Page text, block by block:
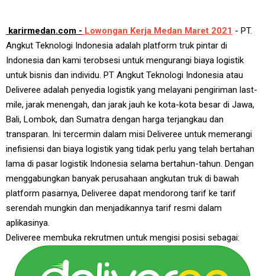
karirmedan.com - Lowongan Kerja Medan Maret 2021 - PT.
Angkut Teknologi Indonesia adalah platform truk pintar di
Indonesia dan kami terobsesi untuk mengurangi biaya logistik
untuk bisnis dan individu. PT Angkut Teknologi Indonesia atau
Deliveree adalah penyedia logistik yang melayani pengiriman last-
mile, jarak menengah, dan jarak jauh ke kota-kota besar di Jawa,
Bali, Lombok, dan Sumatra dengan harga terjangkau dan
transparan. Ini tercermin dalam misi Deliveree untuk memerangi
inefisiensi dan biaya logistik yang tidak perlu yang telah bertahan
lama di pasar logistik Indonesia selama bertahun-tahun. Dengan
menggabungkan banyak perusahaan angkutan truk di bawah
platform pasarnya, Deliveree dapat mendorong tarif ke tarif
serendah mungkin dan menjadikannya tarif resmi dalam
aplikasinya.
Deliveree membuka rekrutmen untuk mengisi posisi sebagai: